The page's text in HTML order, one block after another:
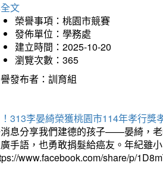
文
榮譽事項：桃園市競賽
發佈單位：學務處
建立時間：2025-10-20
瀏覽次數：365
發布者：訓育組
313李晏綺榮獲桃園市114年孝行獎
息分享我們建德的孩子——晏綺，老
手語，也勇敢捐髮給癌友。年紀雖
www.facebook.com/share/p/